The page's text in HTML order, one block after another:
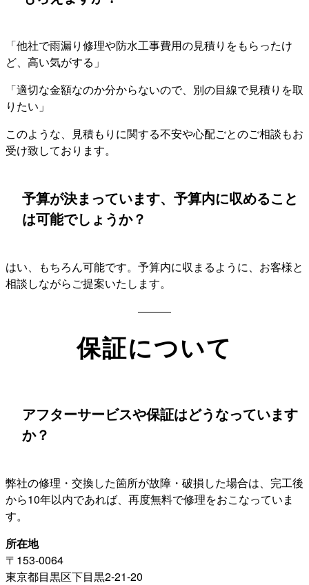
「他社で雨漏り修理や防水工事費用の見積りをもらったけ
ど、高い気がする」
「適切な金額なのか分からないので、別の目線で見積りを取
りたい」
このような、見積もりに関する不安や心配ごとのご相談もお
受け致しております。
予算が決まっています、予算内に収めること
は可能でしょうか？
はい、もちろん可能です。予算内に収まるように、お客様と
相談しながらご提案いたします。
保証について
アフターサービスや保証はどうなっています
か？
弊社の修理・交換した箇所が故障・破損した場合は、完工後
から10年以内であれば、再度無料で修理をおこなっていま
す。
所在地
〒153-0064
東京都目黒区下目黒2-21-20